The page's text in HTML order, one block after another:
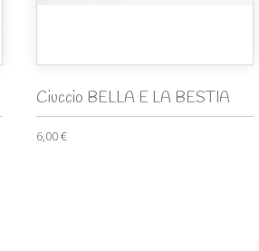
Ciuccio BELLA E LA BESTIA
6,00 €